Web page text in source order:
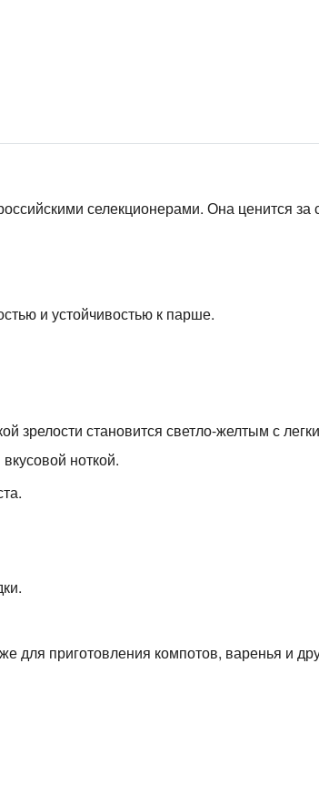
селекционерами. Она ценится
и устойчивостью к парше.
зрелости становится светло-желтым с
ноткой.
приготовления компотов, варенья и